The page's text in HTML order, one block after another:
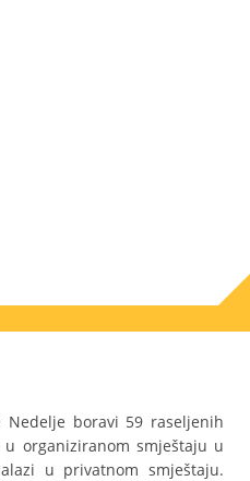
boravi 59 raseljenih
organiziranom smještaju u
u privatnom smještaju.